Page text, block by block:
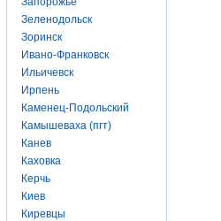
Зеленодольск
Зоринск
Ивано-Франковск
Ильичевск
Ирпень
Каменец-Подольский
Камышеваха (пгт)
Канев
Каховка
Керчь
Киев
Киревцы